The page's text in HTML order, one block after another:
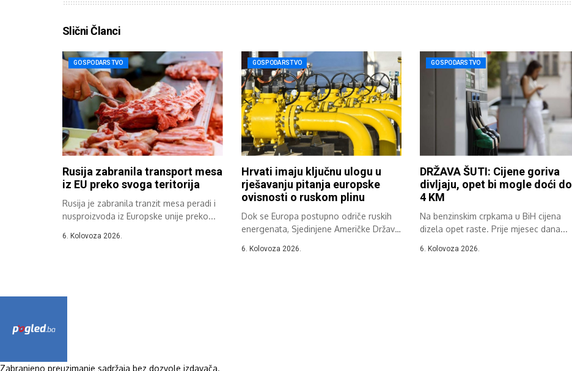
Slični Članci
GOSPODARSTVO
Rusija zabranila transport mesa
iz EU preko svoga teritorija
Rusija je zabranila tranzit mesa peradi i
nusproizvoda iz Europske unije preko...
6. Kolovoza 2026.
GOSPODARSTVO
Hrvati imaju ključnu ulogu u
rješavanju pitanja europske
ovisnosti o ruskom plinu
Dok se Europa postupno odriče ruskih
energenata, Sjedinjene Američke Države
6. Kolovoza 2026.
GOSPODARSTVO
DRŽAVA ŠUTI: Cijene goriva
divljaju, opet bi mogle doći do
4 KM
Na benzinskim crpkama u BiH cijena
dizela opet raste. Prije mjesec dana...
6. Kolovoza 2026.
Zabranjeno preuzimanje sadržaja bez dozvole izdavača.